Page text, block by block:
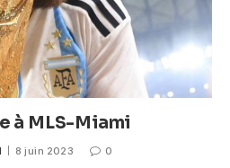
à MLS-Miami
8 juin 2023 0